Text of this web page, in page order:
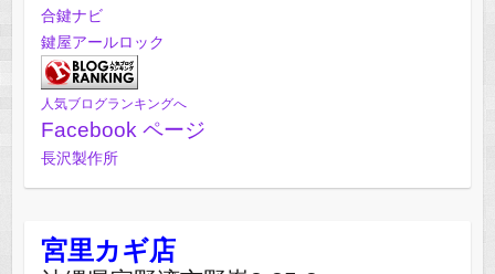
合鍵ナビ
鍵屋アールロック
人気ブログランキングへ
Facebook ページ
長沢製作所
宮里カギ店